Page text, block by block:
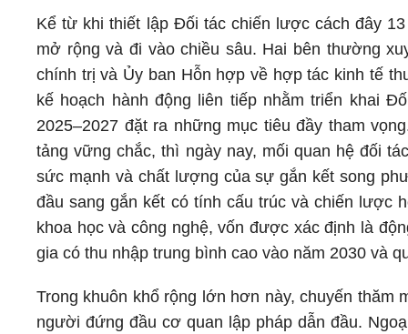
Kể từ khi thiết lập Đối tác chiến lược cách đây
mở rộng và đi vào chiều sâu. Hai bên thường
chính trị và Ủy ban Hỗn hợp về hợp tác kinh tế
kế hoạch hành động liên tiếp nhằm triển khai
2025–2027 đặt ra những mục tiêu đầy tham
tảng vững chắc, thì ngày nay, mối quan hệ đối
sức mạnh và chất lượng của sự gắn kết song
đầu sang gắn kết có tính cấu trúc và chiến lược
khoa học và công nghệ, vốn được xác định là
gia có thu nhập trung bình cao vào năm 2030 và
Trong khuôn khổ rộng lớn hơn này, chuyến thăm
người đứng đầu cơ quan lập pháp dẫn đầu.